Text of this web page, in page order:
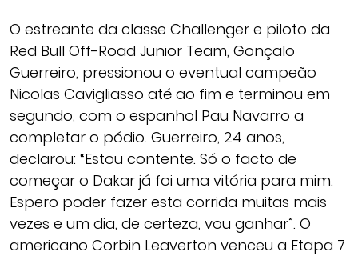
O estreante da classe Challenger e piloto da
Red Bull Off-Road Junior Team, Gonçalo
Guerreiro, pressionou o eventual campeão
Nicolas Cavigliasso até ao fim e terminou em
segundo, com o espanhol Pau Navarro a
completar o pódio. Guerreiro, 24 anos,
declarou: “Estou contente. Só o facto de
começar o Dakar já foi uma vitória para mim.
Espero poder fazer esta corrida muitas mais
vezes e um dia, de certeza, vou ganhar”. O
americano Corbin Leaverton venceu a Etapa 7